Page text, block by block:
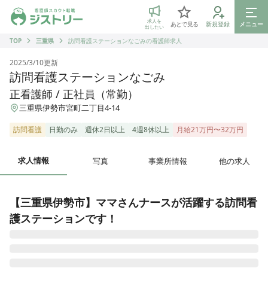
ジストリー 看護師の転職マッチング
求人を
出したい
あとで見る 新規登録
メニュー
TOP
三重県 訪問看護ステーションなごみの看護師求人
2025/3/10更新
訪問看護ステーションなごみ
正看護師 / 正社員（常勤）
三重県伊勢市宮町二丁目4-14
訪問看護 日勤のみ 週休2日以上 4週8休以上 月給21万円〜32万円
求人情報 写真 事業所情報 他の求人
【三重県伊勢市】ママさんナースが活躍する訪問看
護ステーションです！